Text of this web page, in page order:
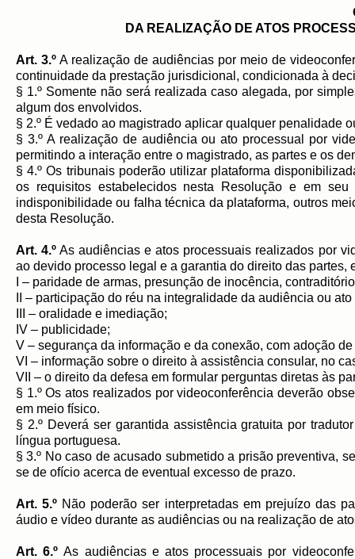
DA REALIZAÇÃO DE ATOS
Art. 3.ºA realização de audiências por meio de
continuidade da prestação jurisdicional, condicionada à
§ 1.º Somente não será realizada caso alegada, por
algum dos envolvidos.
§ 2.º É vedado ao magistrado aplicar qualquer penalidade
§ 3.º A realização de audiência ou ato processual por
permitindo a interação entre o magistrado, as partes e os
§ 4.º Os tribunais poderão utilizar plataforma
os requisitos estabelecidos nesta Resolução e em
indisponibilidade ou falha técnica da plataforma, outros
desta Resolução.
Art. 4.º As audiências e atos processuais realizados por
ao devido processo legal e a garantia do direito das partes,
I – paridade de armas, presunção de inocência,
II – participação do réu na integralidade da audiência ou
III – oralidade e imediação;
IV – publicidade;
V – segurança da informação e da conexão, com adoção
VI – informação sobre o direito à assistência consular, no
VII – o direito da defesa em formular perguntas diretas às
§ 1.º Os atos realizados por videoconferência deverão
em meio físico.
§ 2.º Deverá ser garantida assistência gratuita por
língua portuguesa.
§ 3.º No caso de acusado submetido a prisão preventiva,
se de ofício acerca de eventual excesso de prazo.
Art. 5.º Não poderão ser interpretadas em prejuízo das
áudio e vídeo durante as audiências ou na realização de
Art. 6.ºAs audiências e atos processuais por